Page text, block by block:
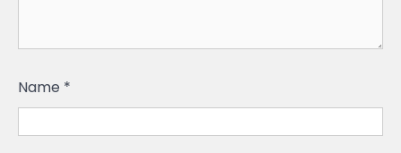
Name *